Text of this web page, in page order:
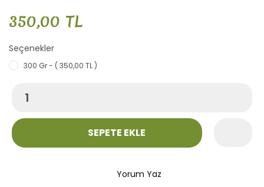
350,00 TL
Seçenekler
300 Gr - ( 350,00 TL )
SEPETE EKLE
Yorum Yaz